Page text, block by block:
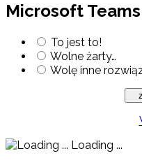
Microsoft
To jest to!
Wolne żarty…
Wolę inne
Loading ...